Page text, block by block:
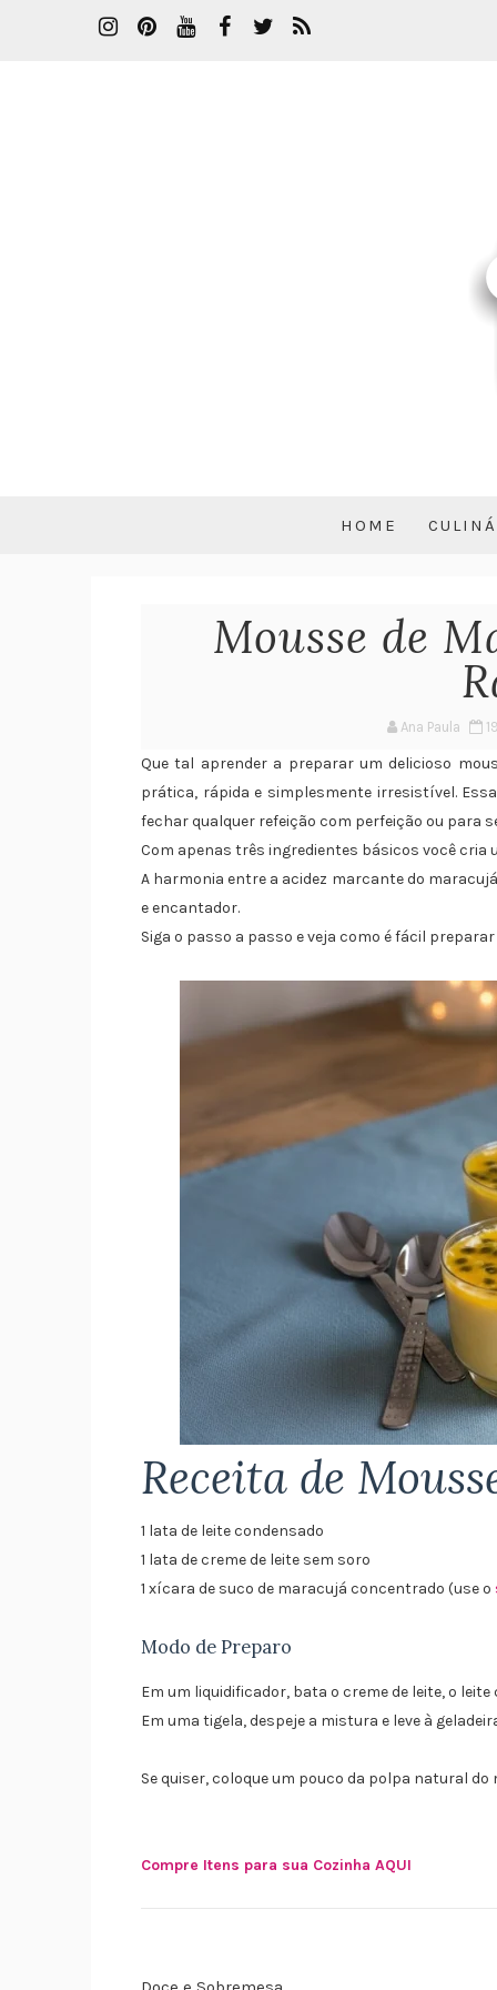
HOME
Mousse de
Ana Paula
Que tal aprender a preparar um delicioso
prática, rápida e simplesmente irresistível.
fechar qualquer refeição com perfeição ou para
Com apenas três ingredientes básicos você cria
A harmonia entre a acidez marcante do
e encantador.
Siga o passo a passo e veja como é fácil
Receita de
1 lata de leite condensado
1 lata de creme de leite sem soro
1 xícara de suco de maracujá concentrado (use o
Modo de Preparo
Em um liquidificador, bata o creme de leite, o
Em uma tigela, despeje a mistura e leve à
Se quiser, coloque um pouco da polpa natural
Compre Itens para sua Cozinha AQUI